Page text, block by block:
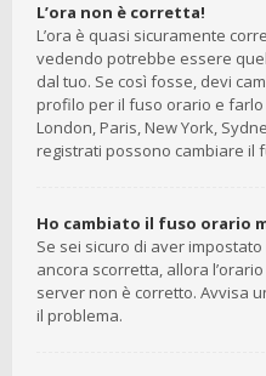
L’ora non è corretta!
L’ora è quasi sicuramente
vedendo potrebbe essere
dal tuo. Se così fosse, devi
profilo per il fuso orario e
London, Paris, New York,
registrati possono cambiare il
Ho cambiato il fuso orario
Se sei sicuro di aver
ancora scorretta, allora
server non è corretto. Avvisa
il problema.